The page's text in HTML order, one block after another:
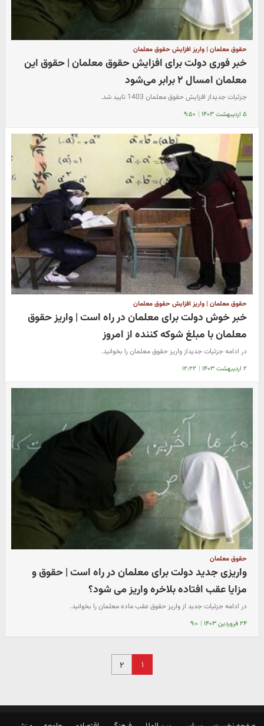
حقوق معلمان | واریز افزایش حقوق معلمان
خبر فوری دولت برای افزایش حقوق معلمان | حقوق این
معلمان امسال ۲ برابر می‌شود
جزئیات جدیداز افزایش حقوق معلمان 1403 تایید شد.
۵ اردیبهشت ۱۴۰۳ | ۹:۵۰
حقوق معلمان | واریز افزایش حقوق معلمان
خبر خوش دولت برای معلمان در راه است | واریز حقوق
معلمان با مبلغ شوکه کننده از امروز
در ادامه جزئیات جدیداز واریز حقوق معلمان را بخوانید.
۲ اردیبهشت ۱۴۰۳ | ۱۲:۲۲
حقوق معلمان
واریزی جدید دولت برای معلمان در راه است | حقوق و
مزایا عقب افتاده بلاخره واریز می شود؟
در ادامه جزئیات جدید از واریز حقوق عقب ماده معلمان را بخوانید.
۲۴ فروردین ۱۴۰۳ | ۹:۰
۱ ۲